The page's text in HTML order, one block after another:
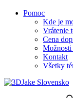
Pomoc
Kde je
Vrátenie
Cena
Kontakt
Všetky